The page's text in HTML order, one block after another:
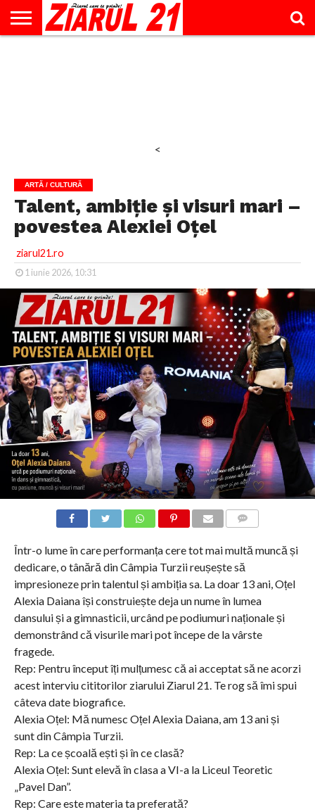
<
ARTĂ / CULTURĂ
Talent, ambiție și visuri mari –
povestea Alexiei Oțel
ziarul21.ro
1 iunie 2026, 10:31
Într-o lume în care performanța cere tot mai multă muncă și
dedicare, o tânără din Câmpia Turzii reușește să
impresioneze prin talentul și ambiția sa. La doar 13 ani, Oțel
Alexia Daiana își construiește deja un nume în lumea
dansului și a gimnasticii, urcând pe podiumuri naționale și
demonstrând că visurile mari pot începe de la vârste
fragede.
Rep: Pentru început îți mulțumesc că ai acceptat să ne acorzi
acest interviu cititorilor ziarului Ziarul 21. Te rog să îmi spui
câteva date biografice.
Alexia Oțel: Mă numesc Oțel Alexia Daiana, am 13 ani și
sunt din Câmpia Turzii.
Rep: La ce școală ești și în ce clasă?
Alexia Oțel: Sunt elevă în clasa a VI-a la Liceul Teoretic
„Pavel Dan”.
Rep: Care este materia ta preferată?